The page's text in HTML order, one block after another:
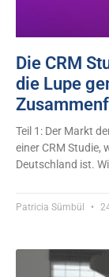
Die CRM
die Lupe
Teil 1: Der Markt
einer CRM Studie,
Deutschland ist.
Patricia Sümbül